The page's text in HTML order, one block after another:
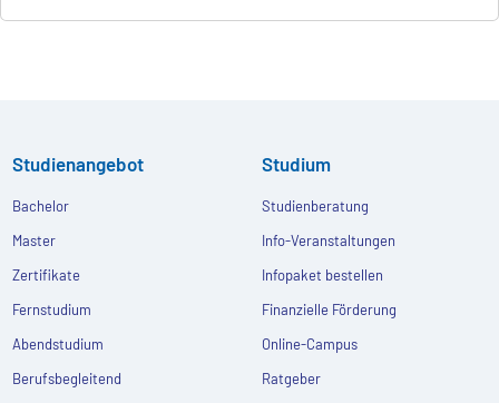
Studienangebot
Bachelor
Master
Zertifikate
Fernstudium
Abendstudium
Berufsbegleitend
Studium
Studienberatung
Info-Veranstaltungen
Infopaket bestellen
Finanzielle Förderung
Online-Campus
Ratgeber